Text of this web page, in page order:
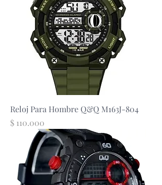
Reloj Para Hombre Q&Q M163J-804
Precio
$ 110.000